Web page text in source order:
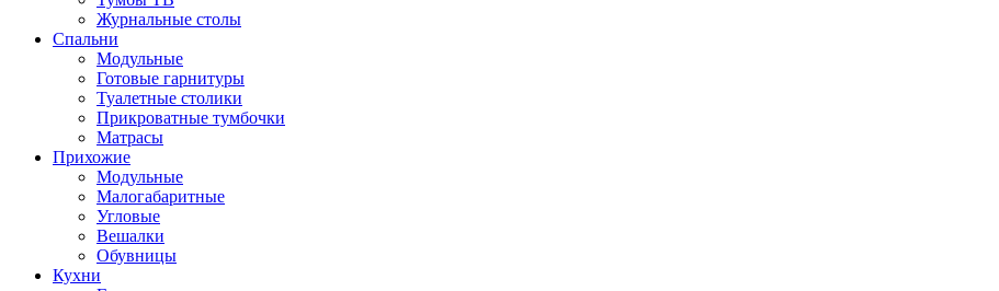
Журнальные столы
Спальни
Модульные
Готовые гарнитуры
Туалетные столики
Прикроватные тумбочки
Матрасы
Прихожие
Модульные
Малогабаритные
Угловые
Вешалки
Обувницы
Кухни